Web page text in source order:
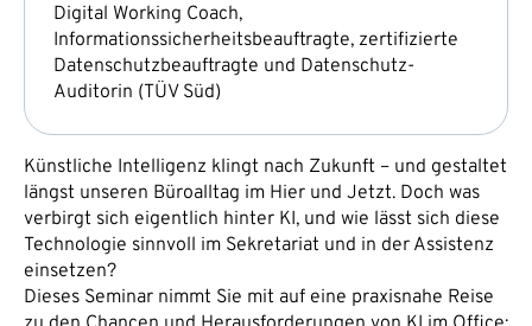
Digital Working Coach,
Informationssicherheitsbeauftragte, zertifizierte
Datenschutzbeauftragte und Datenschutz-
Auditorin (TÜV Süd)
Künstliche Intelligenz klingt nach Zukunft – und gestaltet
längst unseren Büroalltag im Hier und Jetzt. Doch was
verbirgt sich eigentlich hinter KI, und wie lässt sich diese
Technologie sinnvoll im Sekretariat und in der Assistenz
einsetzen?
Dieses Seminar nimmt Sie mit auf eine praxisnahe Reise